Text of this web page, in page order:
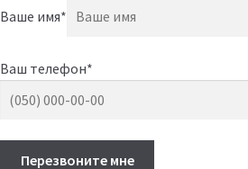
Ваше имя*
Ваш телефон*